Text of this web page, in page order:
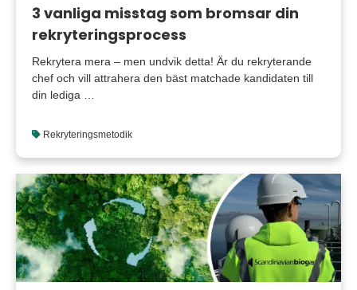
3 vanliga misstag som bromsar din
rekryteringsprocess
Rekrytera mera – men undvik detta! Är du rekryterande
chef och vill attrahera den bäst matchade kandidaten till
din lediga …
Rekryteringsmetodik